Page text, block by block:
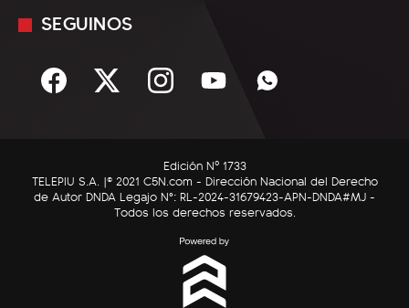
Sociedad
C5N Autos
RatingCero
Mediakit
Términos y condiciones
SEGUINOS
Edición Nº 1733
TELEPIU S.A. |© 2021 C5N.com - Dirección Nacional del Derecho
de Autor DNDA Legajo N°: RL-2024-31679423-APN-DNDA#MJ -
Todos los derechos reservados.